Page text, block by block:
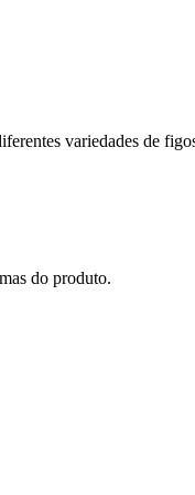
variedades de
do produto.